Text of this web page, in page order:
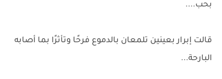
بحب....
قالت إبرار بعينين تلمعان بالدموع فرحًا وتأثرًا بما أصابه
البارحة...